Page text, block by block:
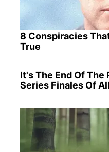
8 Conspiracies
True
It's The End Of The
Series Finales Of